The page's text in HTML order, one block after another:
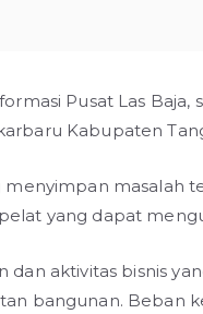
Pusat Las Baja,
Kabupaten
masalah
yang dapat
dan aktivitas bisnis
bangunan. Beban